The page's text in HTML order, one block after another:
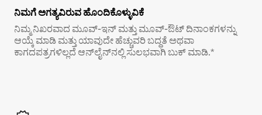
ನಿಮಗೆ ಅಗತ್ಯವಿರುವ ಹೊಂದಿಕೊಳ್ಳುವಿಕೆ
ನಿಮ್ಮ ನಿಖರವಾದ ಮೂವ್-ಇನ್ ಮತ್ತು ಮೂವ್-ಔಟ್ ದಿನಾಂಕಗಳನ್ನು
ಆಯ್ಕೆ ಮಾಡಿ ಮತ್ತು ಯಾವುದೇ ಹೆಚ್ಚುವರಿ ಬದ್ಧತೆ ಅಥವಾ
ಕಾಗದಪತ್ರಗಳಿಲ್ಲದೆ ಆನ್‌ಲೈನ್‌ನಲ್ಲಿ ಸುಲಭವಾಗಿ ಬುಕ್ ಮಾಡಿ.*